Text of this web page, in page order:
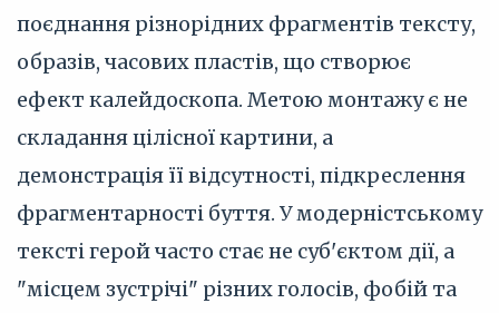
поєднання різнорідних фрагментів тексту,
образів, часових пластів, що створює
ефект калейдоскопа. Метою монтажу є не
складання цілісної картини, а
демонстрація її відсутності, підкреслення
фрагментарності буття. У модерністському
тексті герой часто стає не суб'єктом дії, а
"місцем зустрічі" різних голосів, фобій та